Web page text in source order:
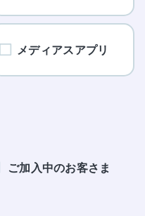
メディアスアプリ
ご加入中のお客さま